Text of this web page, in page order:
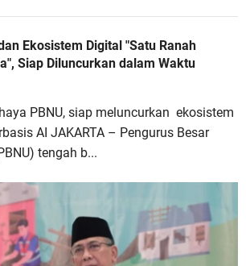
Ekosistem Digital "Satu Ranah
Siap Diluncurkan dalam Waktu
PBNU, siap meluncurkan ekosistem
AI JAKARTA – Pengurus Besar
tengah b...